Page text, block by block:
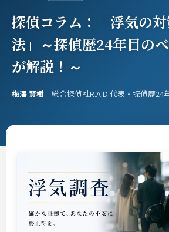
探偵コラム：「浮気の
法」～探偵歴24年目の
が解説！～
梅澤 賢樹 ｜総合探偵社R.A.D 代表・探偵歴24